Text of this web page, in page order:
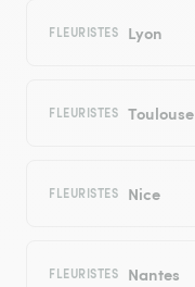
FLEURISTES Lyon
FLEURISTES Toulouse
FLEURISTES Nice
FLEURISTES Nantes